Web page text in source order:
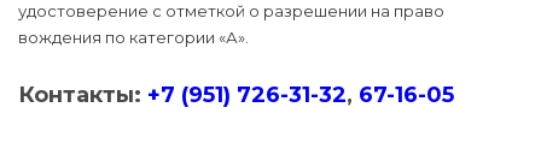
удостоверение с отметкой о разрешении на право
вождения по категории «А».
Контакты: +7 (951) 726-31-32, 67-16-05